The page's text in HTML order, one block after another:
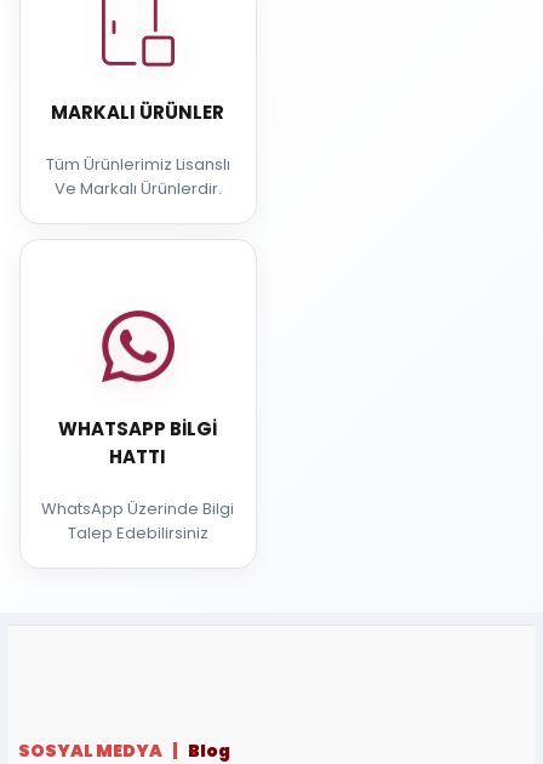
MARKALI ÜRÜNLER
Tüm Ürünlerimiz Lisanslı
Ve Markalı Ürünlerdir.
WHATSAPP BILGI
HATTI
WhatsApp Üzerinde Bilgi
Talep Edebilirsiniz
SOSYAL MEDYA | Blog